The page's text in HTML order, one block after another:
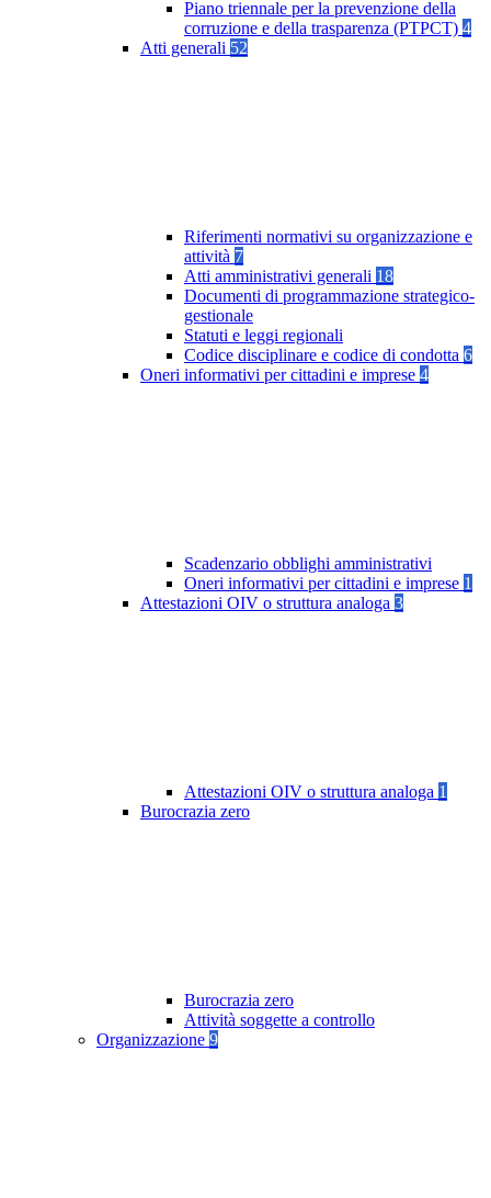
Piano triennale per la prevenzione della
corruzione e della trasparenza (PTPCT) 4
Atti generali 52
Riferimenti normativi su organizzazione e
attività 7
Atti amministrativi generali 18
Documenti di programmazione strategico-
gestionale
Statuti e leggi regionali
Codice disciplinare e codice di condotta 6
Oneri informativi per cittadini e imprese 4
Scadenzario obblighi amministrativi
Oneri informativi per cittadini e imprese 1
Attestazioni OIV o struttura analoga 3
Attestazioni OIV o struttura analoga 1
Burocrazia zero
Burocrazia zero
Attività soggette a controllo
Organizzazione 9